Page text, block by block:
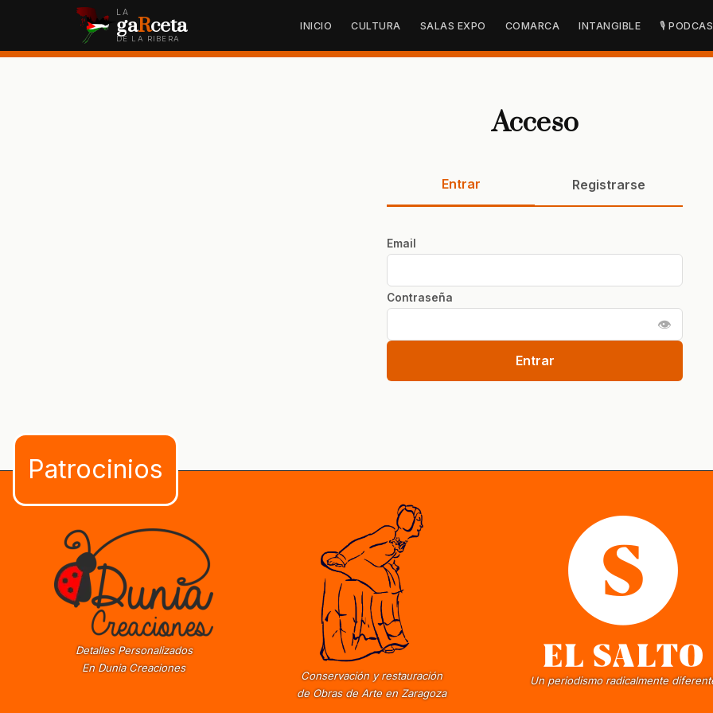
LA
gaRceta
DE LA RIBERA
INICIO CULTURA SALAS EXPO COMARCA INTANGIBLE 🎙
Acceso
Entrar Registrarse
Email
Contraseña
👁
Entrar
Detalles Personalizados
En Dunia Creaciones
Conservación y restauración
de Obras de Arte en Zaragoza
Un periodismo radicalmente